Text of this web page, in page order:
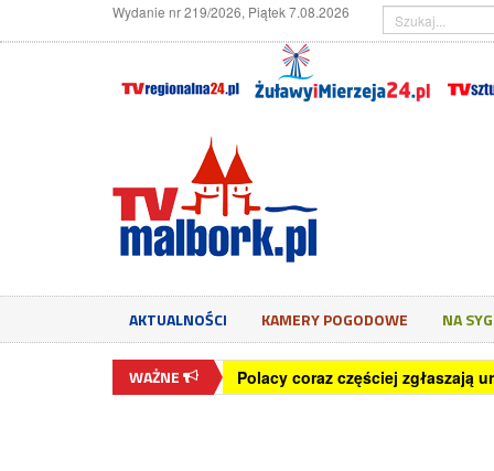
Wydanie nr 219/2026, Piątek 7.08.2026
AKTUALNOŚCI KAMERY POGODOWE NA
WAŻNE Polacy coraz częściej zgłaszają